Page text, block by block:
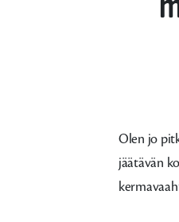
Olen jo
jäätävän